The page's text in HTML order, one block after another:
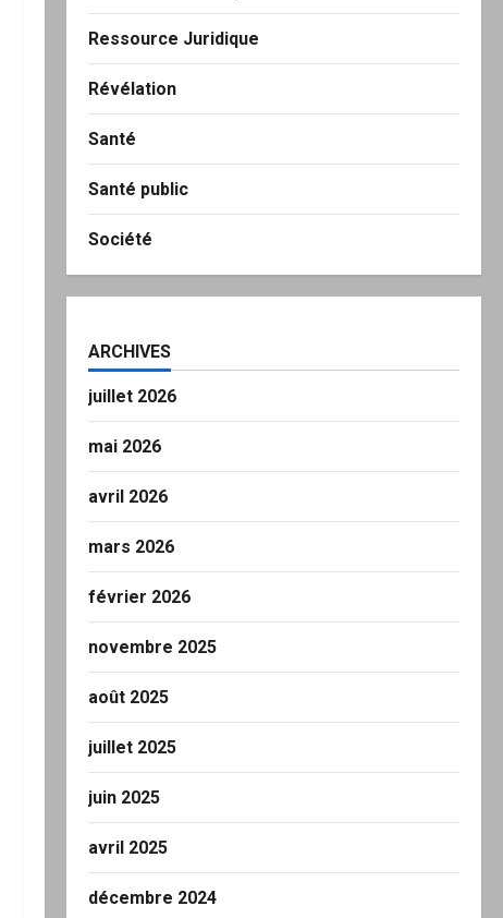
Ressource Juridique
Révélation
Santé
Santé public
Société
ARCHIVES
juillet 2026
mai 2026
avril 2026
mars 2026
février 2026
novembre 2025
août 2025
juillet 2025
juin 2025
avril 2025
décembre 2024